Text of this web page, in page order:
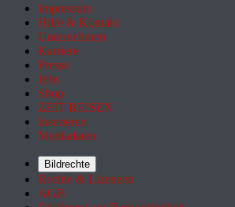
Impressum
Hilfe & Kontakt
Unternehmen
Karriere
Presse
Jobs
Shop
ZEIT REISEN
Inserieren
Mediadaten
Bildrechte
Rechte & Lizenzen
AGB